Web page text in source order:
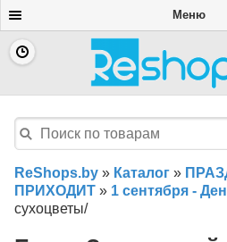
Меню
ReShops.by » Каталог »
ПРИХОДИТ » 1 сентября -
сухоцветы/